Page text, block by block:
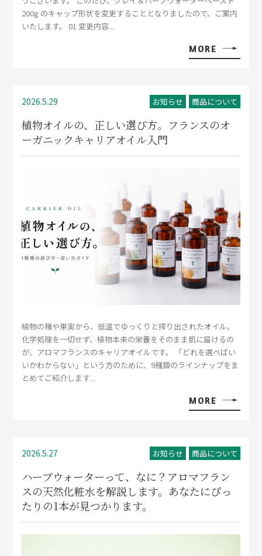
200g のキャップ形状を変更することとなりましたので、ご案内
いたします。 01 変更内容...
MORE
2026.5.29 お知らせ 商品について
植物オイルの、正しい選び方。フランスのオ
ーガニックキャリアオイル入門
植物の種や果実から、低温でゆっくりと搾り出されたオイル。
化学処理を一切せず、植物本来の栄養をそのまま肌に届けるの
が、アロマフランスのキャリアオイルです。 「どれを選べばい
いかわからない」という方のために、9種類のラインナップをま
とめてご紹介します...
MORE
2026.5.27 お知らせ 商品について
ハーブウォーターって、なに？アロマフラン
スの天然化粧水を解説します。あなたにぴっ
たりの1本が見つかります。